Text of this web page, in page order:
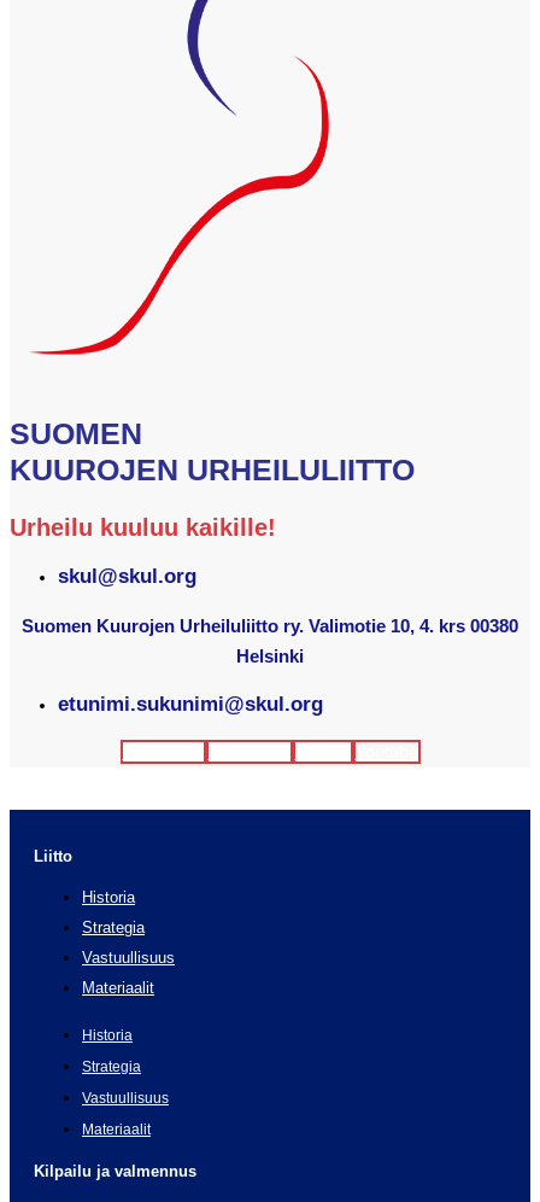
SUOMEN
KUUROJEN URHEILULIITTO
Urheilu kuuluu kaikille!
skul@skul.org
Suomen Kuurojen Urheiluliitto ry. Valimotie 10, 4. krs 00380
Helsinki
etunimi.sukunimi@skul.org
Liitto
Historia
Strategia
Vastuullisuus
Materiaalit
Historia
Strategia
Vastuullisuus
Materiaalit
Kilpailu ja valmennus